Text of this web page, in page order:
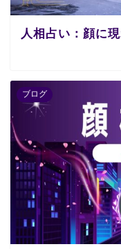
人相占い：顔に
ブログ